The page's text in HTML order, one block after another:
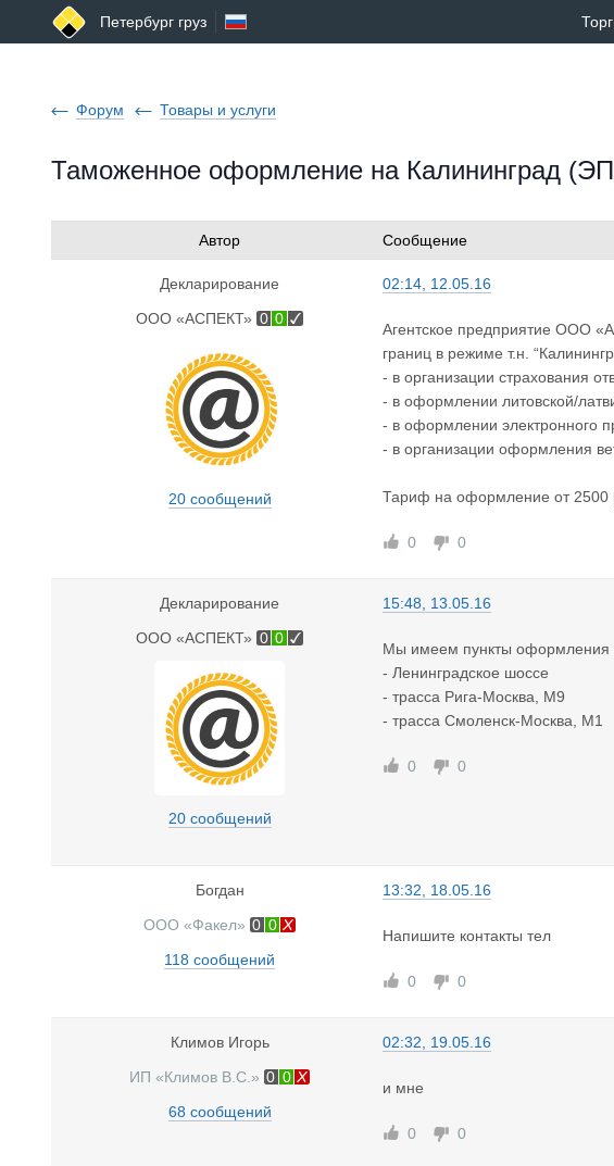
Петербург груз
Форум Товары и услуги
Таможенное оформление на Калининград
Автор Сообщение
Декларирование
ООО «АСПЕКТ» 0 0
20 сообщений
02:14, 12.05.16
Агентское предприятие ООО
границ в режиме т.н.
- в организации страхования
- в оформлении литовской/
- в оформлении электронного
- в организации оформления
Тариф на оформление от
0 0
Декларирование
ООО «АСПЕКТ» 0 0
20 сообщений
15:48, 13.05.16
Мы имеем пункты оформления
- Ленинградское шоссе
- трасса Рига-Москва, М9
- трасса Смоленск-Москва, М1
0 0
Богдан
ООО «Факел» 0 0
118 сообщений
13:32, 18.05.16
Напишите контакты тел
0 0
Климов Игорь
ИП «Климов В.С.» 0 0
68 сообщений
02:32, 19.05.16
и мне
0 0